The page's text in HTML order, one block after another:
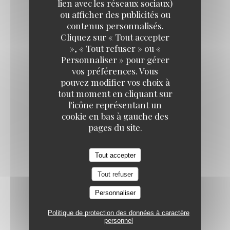
lien avec les réseaux sociaux)
ou afficher des publicités ou
contenus personnalisés.
Cliquez sur « Tout accepter
», « Tout refuser » ou «
Personnaliser » pour gérer
vos préférences. Vous
pouvez modifier vos choix à
tout moment en cliquant sur
l'icône représentant un
cookie en bas à gauche des
pages du site.
Tout accepter
Tout refuser
Personnaliser
Politique de protection des données à caractère
personnel
5,00 EUR
COCA
5,00 EUR
½ SAN PELLEGRINO
5,00 EUR
MACCABEE, BIÈRE ISRAÉLIENNE LÉGÈRE
7,50 EUR
Vins
TAVLINE